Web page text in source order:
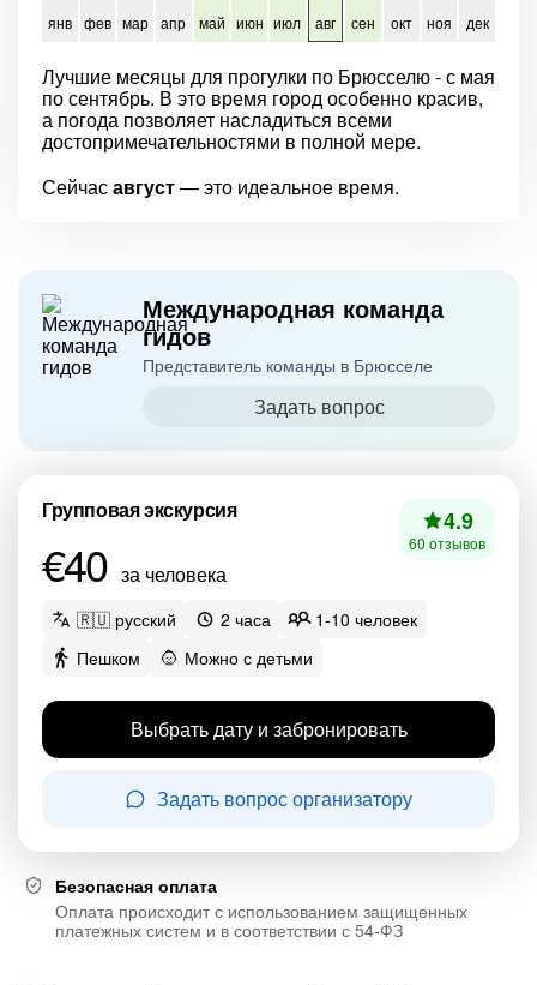
янв фев мар апр май июн июл авг сен окт ноя дек
Лучшие месяцы для прогулки по Брюсселю - с мая
по сентябрь. В это время город особенно красив,
а погода позволяет насладиться всеми
достопримечательностями в полной мере.
Сейчасавгуст— это идеальное время.
Международная команда
гидов
Представитель команды в Брюсселе
Задать вопрос
Групповая экскурсия
€40 за человека
4.9
60 отзывов
🇷🇺 русский 2 часа
1-10 человек
Пешком
Можно с детьми
Выбрать дату и забронировать
Задать вопрос организатору
Безопасная оплата
Оплата происходит с использованием защищенных
платежных систем и в соответствии с 54-ФЗ